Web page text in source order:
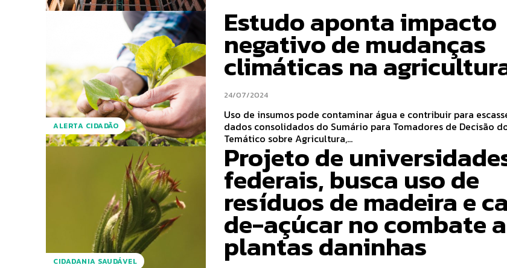
ALERTA CIDADÃO
Estudo aponta impacto
negativo de mudanças
climáticas na
24/07/2024
Uso de insumos pode contaminar água e contribuir para escassez
dados consolidados do Sumário para Tomadores de Decisão
Temático sobre Agricultura,...
CIDADANIA SAUDÁVEL
Projeto de
federais, busca uso de
resíduos de madeira e
de-açúcar no combate a
plantas daninhas